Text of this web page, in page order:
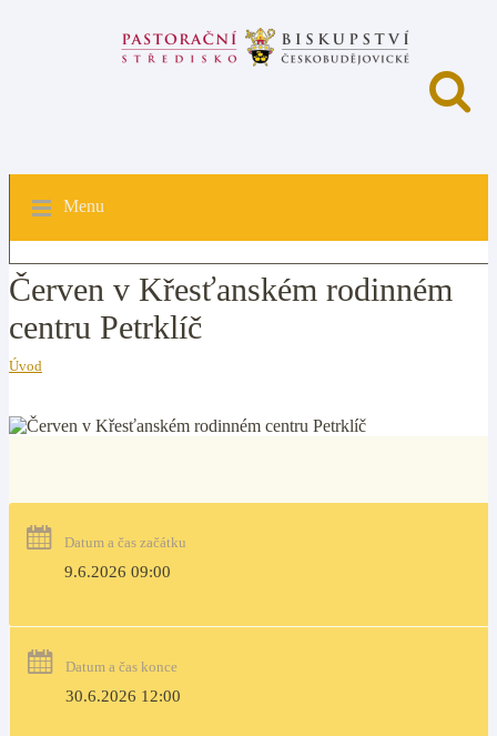
Menu
Červen v Křesťanském rodinném
centru Petrklíč
Úvod
Datum a čas začátku
9.6.2026 09:00
Datum a čas konce
30.6.2026 12:00